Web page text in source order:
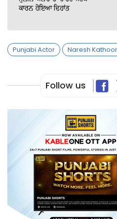
ਕਾਰਨ ਹੋਇਆ ਦਿਹਾਂਤ
Punjabi Actor Naresh
Follow us